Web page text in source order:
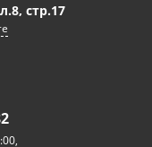
стр.17